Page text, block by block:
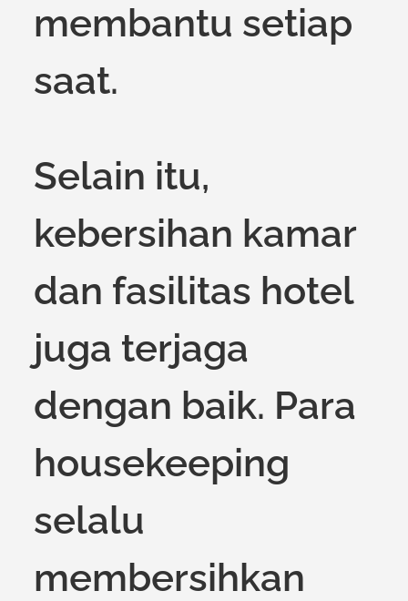
membantu setiap
saat.
Selain itu,
kebersihan kamar
dan fasilitas hotel
juga terjaga
dengan baik. Para
housekeeping
selalu
membersihkan